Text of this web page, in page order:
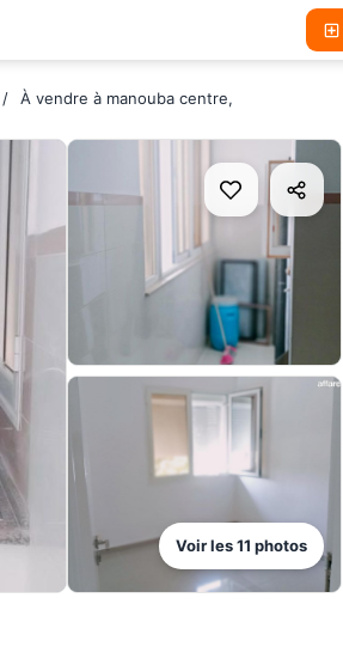
À vendre à manouba centre,
Voir les11 photos